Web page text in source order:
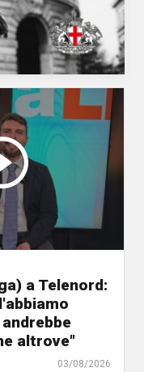
a Telenord:
altrove"
03/08/2026